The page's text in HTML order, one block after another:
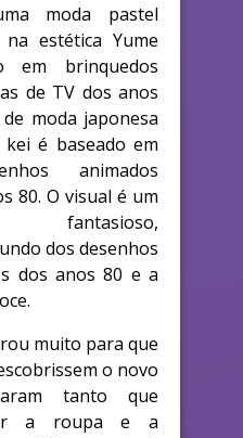
moda pastel
estética Yume
em brinquedos
de TV dos anos
moda japonesa
é baseado em
animados
80. O visual é um
dos desenhos
dos anos 80 e a
muito para que
o novo
tanto que
a roupa e a